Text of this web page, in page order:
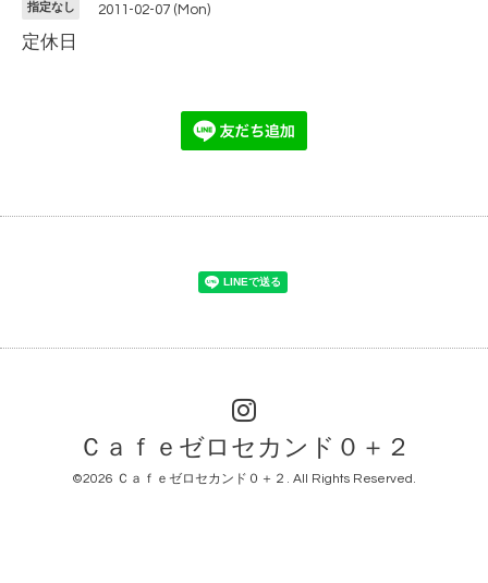
指定なし 2011-02-07 (Mon)
定休日
Ｃａｆｅゼロセカンド０＋２
©2026 Ｃａｆｅゼロセカンド０＋２ . All Rights Reserved.